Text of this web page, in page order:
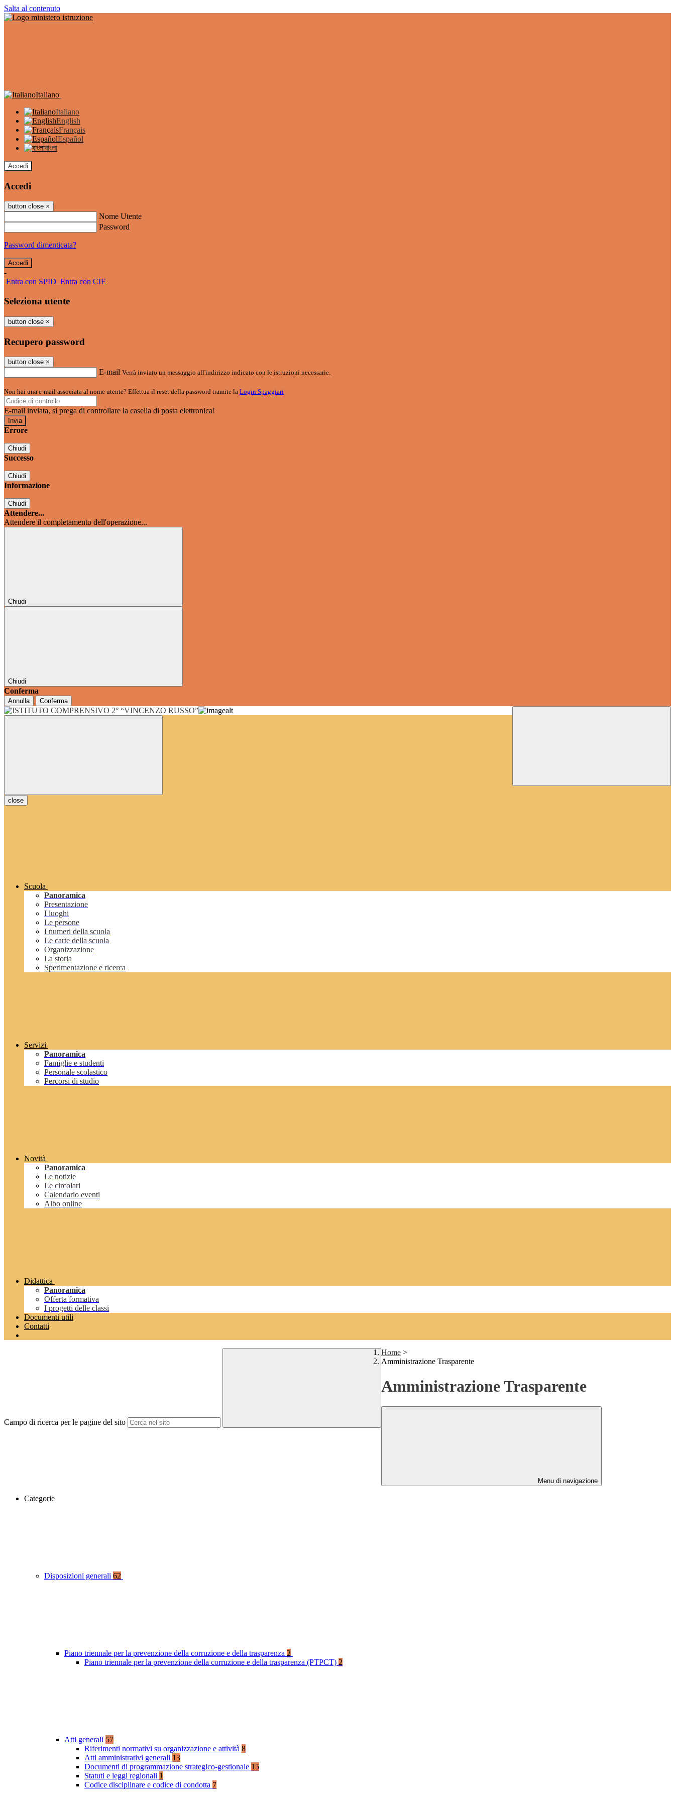
Salta al contenuto
Italiano
Italiano
English
Français
Español
বাংলা
Accedi
Accedi
button close ×
Nome Utente
Password
Password dimenticata?
-
Entra con SPID Entra con CIE
Seleziona utente
button close ×
Recupero password
button close ×
E-mail Verrà inviato un messaggio all'indirizzo indicato con le istruzioni necessarie.
Non hai una e-mail associata al nome utente? Effettua il reset della password tramite la Login Spaggiari
E-mail inviata, si prega di controllare la casella di posta elettronica!
Errore
Chiudi
Successo
Chiudi
Informazione
Chiudi
Attendere...
Attendere il completamento dell'operazione...
Chiudi
Chiudi
Conferma
Annulla Conferma
close
Scuola
Panoramica
Presentazione
I luoghi
Le persone
I numeri della scuola
Le carte della scuola
Organizzazione
La storia
Sperimentazione e ricerca
Servizi
Panoramica
Famiglie e studenti
Personale scolastico
Percorsi di studio
Novità
Panoramica
Le notizie
Le circolari
Calendario eventi
Albo online
Didattica
Panoramica
Offerta formativa
I progetti delle classi
Documenti utili
Contatti
Campo di ricerca per le pagine del sito
Home >
Amministrazione Trasparente
Amministrazione Trasparente
Menu di navigazione
Categorie
Disposizioni generali 62
Piano triennale per la prevenzione della corruzione e della trasparenza 2
Piano triennale per la prevenzione della corruzione e della trasparenza (PTPCT) 2
Atti generali 57
Riferimenti normativi su organizzazione e attività 8
Atti amministrativi generali 13
Documenti di programmazione strategico-gestionale 15
Statuti e leggi regionali 1
Codice disciplinare e codice di condotta 7